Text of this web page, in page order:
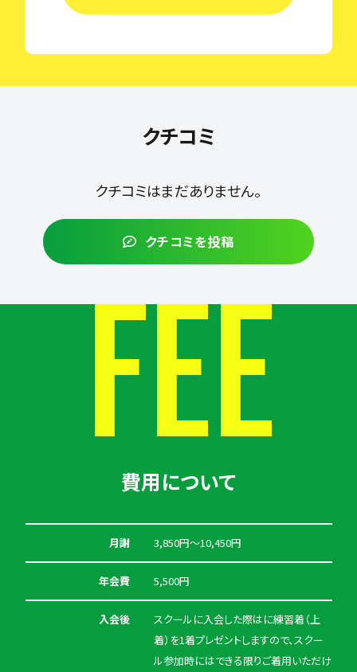
クチコミ
クチコミはまだありません。
クチコミを投稿
FEE
費用について
月謝 3,850円〜10,450円
年会費 5,500円
入会後
スクールに入会した際はに練習着（上
着）を1着プレゼントしますので、スクー
ル参加時にはできる限りご着用いただけ